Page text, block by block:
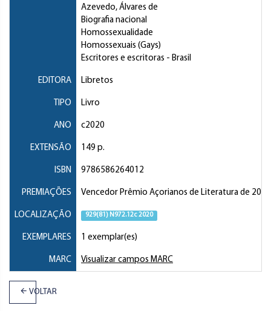
Azevedo, Álvares de
Biografia nacional
Homossexualidade
Homossexuais (Gays)
Escritores e escritoras - Brasil
EDITORA Libretos
TIPO Livro
ANO c2020
EXTENSÃO 149 p.
ISBN 9786586264012
PREMIAÇÕES Vencedor Prêmio Açorianos de Literatura de
LOCALIZAÇÃO 929(81) N972.12c 2020
EXEMPLARES 1 exemplar(es)
MARC Visualizar campos MARC
VOLTAR